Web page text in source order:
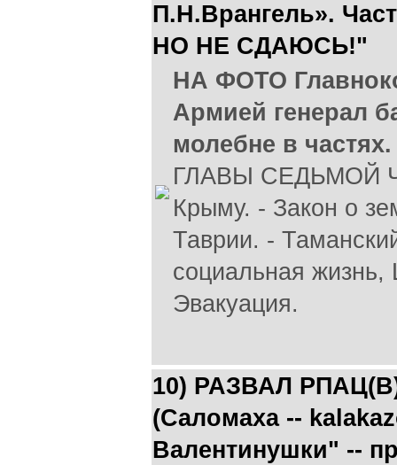
П.Н.Врангель».
НО НЕ СДАЮСЬ!"
НА ФОТО
Армией генерал
молебне в
ГЛАВЫ СЕДЬМОЙ
Крыму. - Закон о
Таврии. -
социальная жизнь,
Эвакуация.
10) РАЗВАЛ
(Саломаха --
Валентинушки" --